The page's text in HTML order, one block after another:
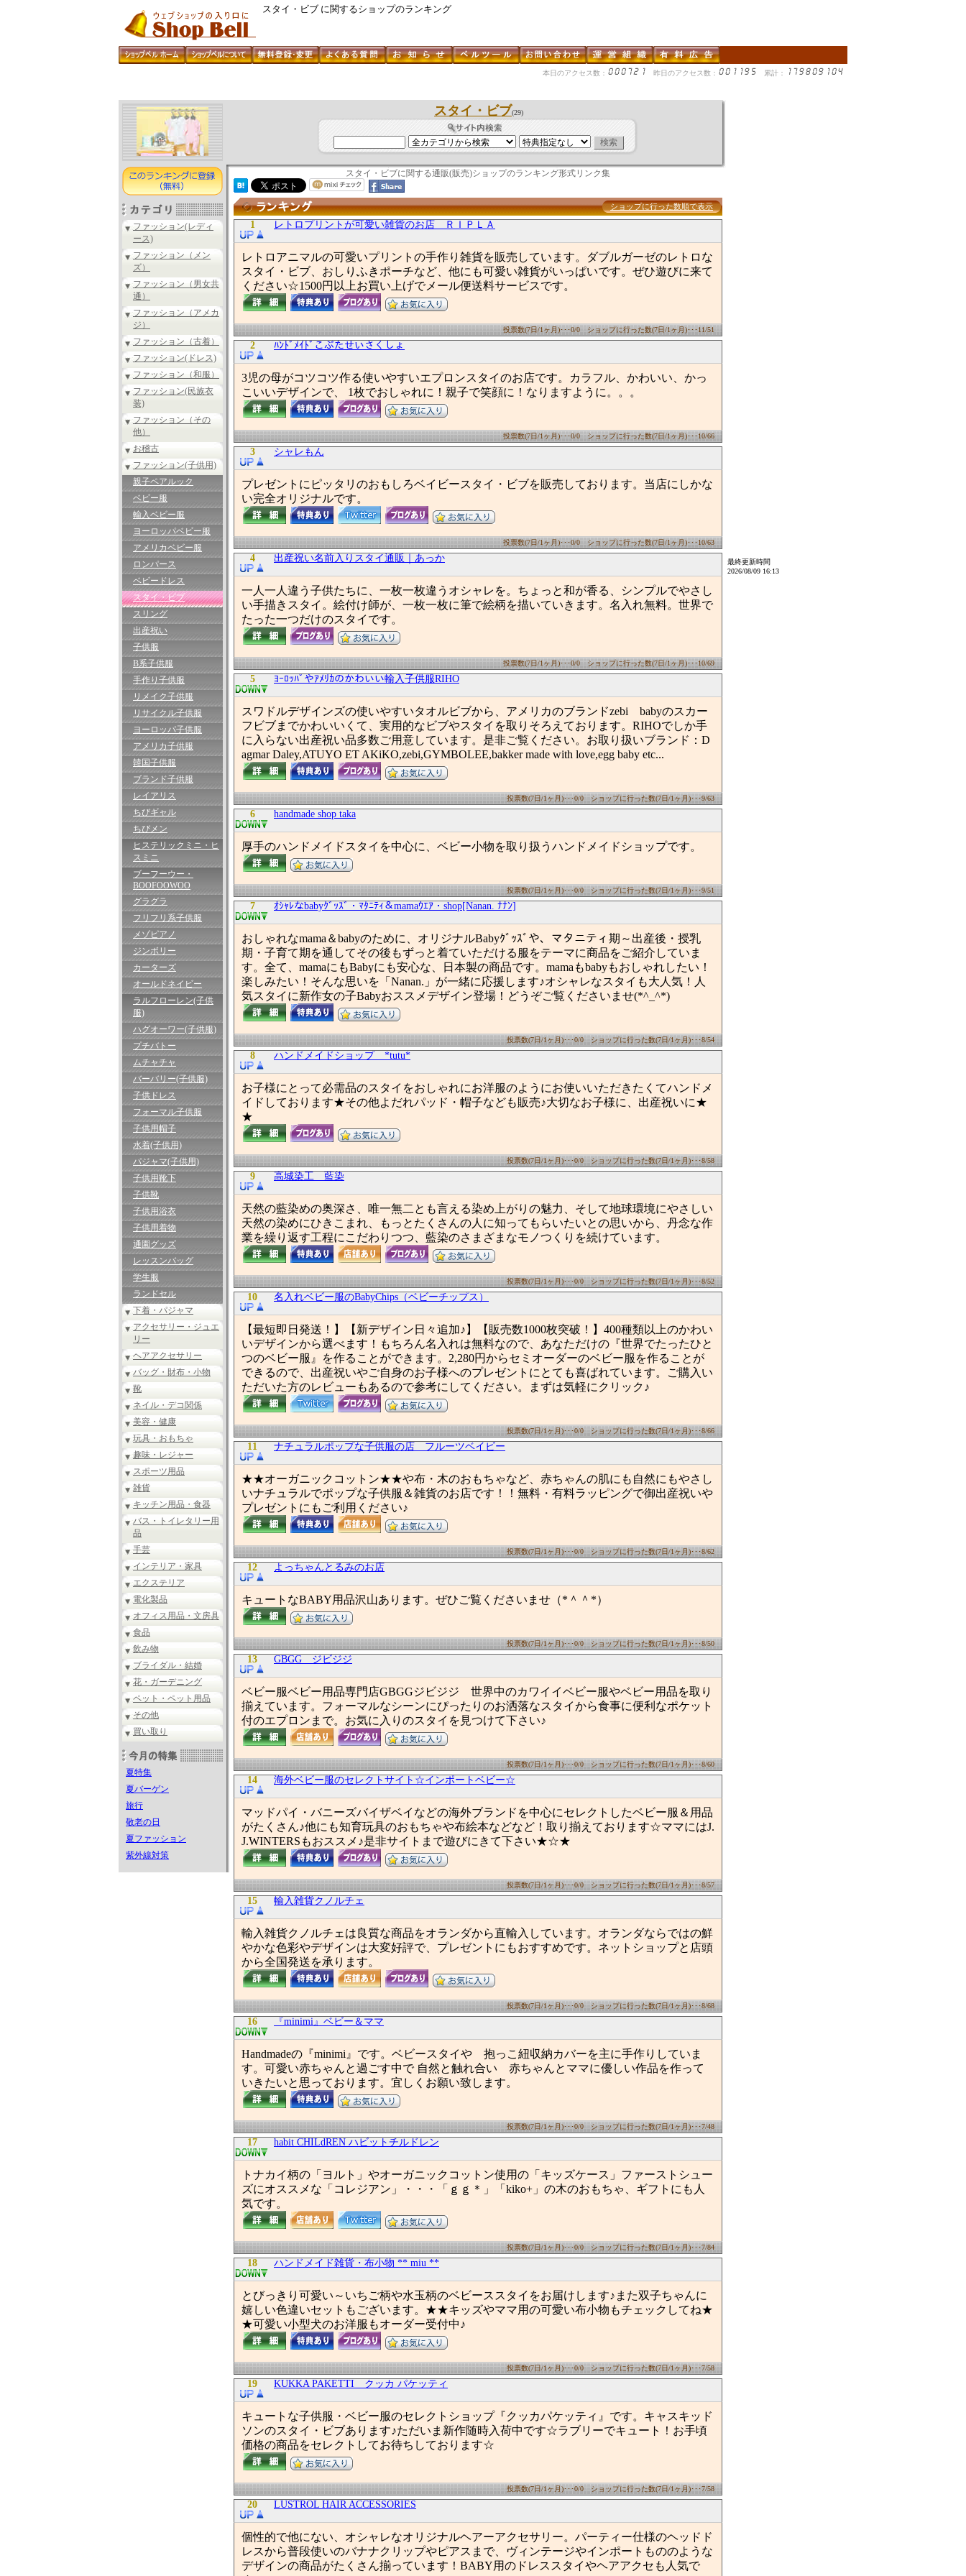
スタイ・ビブ に関するショップのランキング
本日のアクセス数： 昨日のアクセス数： 累計：
ファッション(レディ
ース)
ファッション（メン
ズ）
ファッション（男女共
通）
ファッション（アメカ
ジ）
ファッション（古着）
ファッション(ドレス)
ファッション（和服）
ファッション(民族衣
装)
ファッション（その
他）
お稽古
ファッション(子供用)
親子ペアルック
ベビー服
輸入ベビー服
ヨーロッパベビー服
アメリカベビー服
ロンパース
ベビードレス
スタイ・ビブ
スリング
出産祝い
子供服
B系子供服
手作り子供服
リメイク子供服
リサイクル子供服
ヨーロッパ子供服
アメリカ子供服
韓国子供服
ブランド子供服
レイアリス
ちびギャル
ちびメン
ヒステリックミニ・ヒ
スミニ
ブーフーウー・
BOOFOOWOO
グラグラ
フリフリ系子供服
メゾピアノ
ジンボリー
カーターズ
オールドネイビー
ラルフローレン(子供
服)
ハグオーワー(子供服)
プチバトー
ムチャチャ
バーバリー(子供服)
子供ドレス
フォーマル子供服
子供用帽子
水着(子供用)
パジャマ(子供用)
子供用靴下
子供靴
子供用浴衣
子供用着物
通園グッズ
レッスンバッグ
学生服
ランドセル
下着・パジャマ
アクセサリー・ジュエ
リー
ヘアアクセサリー
バッグ・財布・小物
靴
ネイル・デコ関係
美容・健康
玩具・おもちゃ
趣味・レジャー
スポーツ用品
雑貨
キッチン用品・食器
バス・トイレタリー用
品
手芸
インテリア・家具
エクステリア
電化製品
オフィス用品・文房具
食品
飲み物
ブライダル・結婚
花・ガーデニング
ペット・ペット用品
その他
買い取り
夏特集
夏バーゲン
旅行
敬老の日
夏ファッション
紫外線対策
スタイ・ビブ(29)
スタイ・ビブに関する通販(販売)ショップのランキング形式リンク集
ショップに行った数順で表示
1 レトロプリントが可愛い雑貨のお店 ＲＩＰＬＡ
レトロアニマルの可愛いプリントの手作り雑貨を販売しています。ダブルガーゼのレトロな
スタイ・ビブ、おしりふきポーチなど、他にも可愛い雑貨がいっぱいです。ぜひ遊びに来て
ください☆1500円以上お買い上げでメール便送料サービスです。
投票数(7日/1ヶ月)･･･0/0 ショップに行った数(7日/1ヶ月)･･･11/51
2 ﾊﾝﾄﾞﾒｲﾄﾞこぶたせいさくしょ
3児の母がコツコツ作る使いやすいエプロンスタイのお店です。カラフル、かわいい、かっ
こいいデザインで、 1枚でおしゃれに！親子で笑顔に！なりますように。。。
投票数(7日/1ヶ月)･･･0/0 ショップに行った数(7日/1ヶ月)･･･10/66
3 シャレもん
プレゼントにピッタリのおもしろベイビースタイ・ビブを販売しております。当店にしかな
い完全オリジナルです。
投票数(7日/1ヶ月)･･･0/0 ショップに行った数(7日/1ヶ月)･･･10/63
4 出産祝い名前入りスタイ通販｜あっか
一人一人違う子供たちに、一枚一枚違うオシャレを。ちょっと和が香る、シンプルでやさし
い手描きスタイ。絵付け師が、一枚一枚に筆で絵柄を描いていきます。名入れ無料。世界で
たった一つだけのスタイです。
投票数(7日/1ヶ月)･･･0/0 ショップに行った数(7日/1ヶ月)･･･10/69
5 ﾖｰﾛｯﾊﾟやｱﾒﾘｶのかわいい輸入子供服RIHO
スワドルデザインズの使いやすいタオルビブから、アメリカのブランドzebi babyのスカー
フビブまでかわいいくて、実用的なビブやスタイを取りそろえております。RIHOでしか手
に入らない出産祝い品多数ご用意しています。是非ご覧ください。お取り扱いブランド：D
agmar Daley,ATUYO ET AKiKO,zebi,GYMBOLEE,bakker made with love,egg baby etc...
投票数(7日/1ヶ月)･･･0/0 ショップに行った数(7日/1ヶ月)･･･9/63
6 handmade shop taka
厚手のハンドメイドスタイを中心に、ベビー小物を取り扱うハンドメイドショップです。
投票数(7日/1ヶ月)･･･0/0 ショップに行った数(7日/1ヶ月)･･･9/51
7 ｵｼｬﾚなbabyｸﾞｯｽﾞ・ﾏﾀﾆﾃｨ＆mamaｳｴｱ・shop[Nanan. ﾅﾅﾝ]
おしゃれなmama＆babyのために、オリジナルBabyｸﾞｯｽﾞや、マタニティ期～出産後・授乳
期・子育て期を通してその後もずっと着ていただける服をテーマに商品をご紹介していま
す。全て、mamaにもBabyにも安心な、日本製の商品です。mamaもbabyもおしゃれしたい！
楽しみたい！そんな思いを「Nanan.」が一緒に応援します♪オシャレなスタイも大人気！人
気スタイに新作女の子Babyおススメデザイン登場！どうぞご覧くださいませ(*^_^*)
投票数(7日/1ヶ月)･･･0/0 ショップに行った数(7日/1ヶ月)･･･8/54
8 ハンドメイドショップ *tutu*
お子様にとって必需品のスタイをおしゃれにお洋服のようにお使いいただきたくてハンドメ
イドしております★その他よだれパッド・帽子なども販売♪大切なお子様に、出産祝いに★
★
投票数(7日/1ヶ月)･･･0/0 ショップに行った数(7日/1ヶ月)･･･8/58
9 高城染工 藍染
天然の藍染めの奥深さ、唯一無二とも言える染め上がりの魅力、そして地球環境にやさしい
天然の染めにひきこまれ、もっとたくさんの人に知ってもらいたいとの思いから、丹念な作
業を繰り返す工程にこだわりつつ、藍染のさまざまなモノつくりを続けています。
投票数(7日/1ヶ月)･･･0/0 ショップに行った数(7日/1ヶ月)･･･8/52
10 名入れベビー服のBabyChips（ベビーチップス）
【最短即日発送！】【新デザイン日々追加♪】【販売数1000枚突破！】400種類以上のかわい
いデザインから選べます！もちろん名入れは無料なので、あなただけの『世界でたったひと
つのベビー服』を作ることができます。2,280円からセミオーダーのベビー服を作ることが
できるので、出産祝いやご自身のお子様へのプレゼントにとても喜ばれています。ご購入い
ただいた方のレビューもあるので参考にしてください。まずは気軽にクリック♪
投票数(7日/1ヶ月)･･･0/0 ショップに行った数(7日/1ヶ月)･･･8/66
11 ナチュラルポップな子供服の店 フルーツベイビー
★★オーガニックコットン★★や布・木のおもちゃなど、赤ちゃんの肌にも自然にもやさし
いナチュラルでポップな子供服＆雑貨のお店です！！無料・有料ラッピングで御出産祝いや
プレゼントにもご利用ください♪
投票数(7日/1ヶ月)･･･0/0 ショップに行った数(7日/1ヶ月)･･･8/62
12 よっちゃんとるみのお店
キュートなBABY用品沢山あります。ぜひご覧くださいませ（*＾＾*）
投票数(7日/1ヶ月)･･･0/0 ショップに行った数(7日/1ヶ月)･･･8/50
13 GBGG ジビジジ
ベビー服ベビー用品専門店GBGGジビジジ 世界中のカワイイベビー服やベビー用品を取り
揃えています。フォーマルなシーンにぴったりのお洒落なスタイから食事に便利なポケット
付のエプロンまで。お気に入りのスタイを見つけて下さい♪
投票数(7日/1ヶ月)･･･0/0 ショップに行った数(7日/1ヶ月)･･･8/60
14 海外ベビー服のセレクトサイト☆インポートベビー☆
マッドパイ・バニーズバイザベイなどの海外ブランドを中心にセレクトしたベビー服＆用品
がたくさん♪他にも知育玩具のおもちゃや布絵本などなど！取り揃えております☆ママにはJ.
J.WINTERSもおススメ♪是非サイトまで遊びにきて下さい★☆★
投票数(7日/1ヶ月)･･･0/0 ショップに行った数(7日/1ヶ月)･･･8/57
15 輸入雑貨クノルチェ
輸入雑貨クノルチェは良質な商品をオランダから直輸入しています。オランダならではの鮮
やかな色彩やデザインは大変好評で、プレゼントにもおすすめです。ネットショップと店頭
から全国発送を承ります。
投票数(7日/1ヶ月)･･･0/0 ショップに行った数(7日/1ヶ月)･･･8/68
16 『minimi』ベビー＆ママ
Handmadeの『minimi』です。ベビースタイや 抱っこ紐収納カバーを主に手作りしていま
す。可愛い赤ちゃんと過ごす中で 自然と触れ合い 赤ちゃんとママに優しい作品を作って
いきたいと思っております。宜しくお願い致します。
投票数(7日/1ヶ月)･･･0/0 ショップに行った数(7日/1ヶ月)･･･7/48
17 habit CHILdREN ハビットチルドレン
トナカイ柄の「ヨルト」やオーガニックコットン使用の「キッズケース」ファーストシュー
ズにオススメな「コレジアン」・・・「ｇｇ＊」「kiko+」の木のおもちゃ、ギフトにも人
気です。
投票数(7日/1ヶ月)･･･0/0 ショップに行った数(7日/1ヶ月)･･･7/84
18 ハンドメイド雑貨・布小物 ** miu **
とびっきり可愛い～いちご柄や水玉柄のベビーススタイをお届けします♪また双子ちゃんに
嬉しい色違いセットもございます。★★キッズやママ用の可愛い布小物もチェックしてね★
★可愛い小型犬のお洋服もオーダー受付中♪
投票数(7日/1ヶ月)･･･0/0 ショップに行った数(7日/1ヶ月)･･･7/58
19 KUKKA PAKETTI クッカ パケッティ
キュートな子供服・ベビー服のセレクトショップ『クッカパケッティ』です。キャスキッド
ソンのスタイ・ビブあります♪ただいま新作随時入荷中です☆ラブリーでキュート！お手頃
価格の商品をセレクトしてお待ちしております☆
投票数(7日/1ヶ月)･･･0/0 ショップに行った数(7日/1ヶ月)･･･7/58
20 LUSTROL HAIR ACCESSORIES
個性的で他にない、オシャレなオリジナルヘアーアクセサリー。パーティー仕様のヘッドド
レスから普段使いのバナナクリップやピアスまで、ヴィンテージやインポートもののような
デザインの商品がたくさん揃っています！BABY用のドレススタイやヘアアクセも人気で
最終更新時間
2026/08/09 16:13